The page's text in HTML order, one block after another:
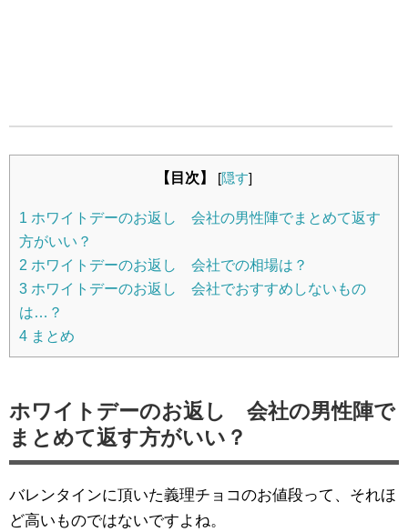
【目次】 [隠す]
1 ホワイトデーのお返し 会社の男性陣でまとめて返す
方がいい？
2 ホワイトデーのお返し 会社での相場は？
3 ホワイトデーのお返し 会社でおすすめしないもの
は…？
4 まとめ
ホワイトデーのお返し 会社の男性陣で
まとめて返す方がいい？
バレンタインに頂いた義理チョコのお値段って、それほ
ど高いものではないですよね。